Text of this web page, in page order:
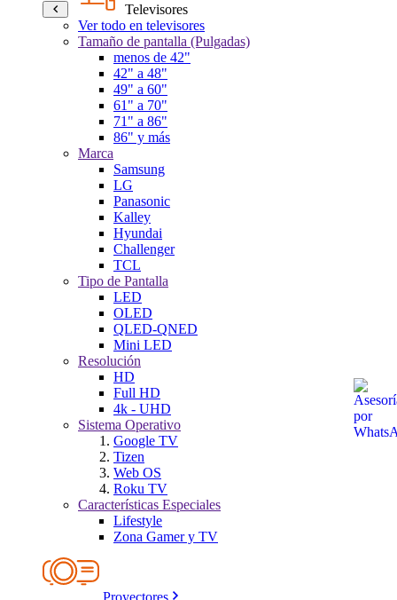
Televisores
Ver todo en televisores
Tamaño de pantalla (Pulgadas)
menos de 42"
42" a 48"
49" a 60"
61" a 70"
71" a 86"
86" y más
Marca
Samsung
LG
Panasonic
Kalley
Hyundai
Challenger
TCL
Tipo de Pantalla
LED
OLED
QLED-QNED
Mini LED
Resolución
HD
Full HD
4k - UHD
Sistema Operativo
Google TV
Tizen
Web OS
Roku TV
Características Especiales
Lifestyle
Zona Gamer y TV
Proyectores